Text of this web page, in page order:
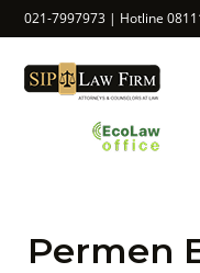
021-7997973 | Hotline
Permen